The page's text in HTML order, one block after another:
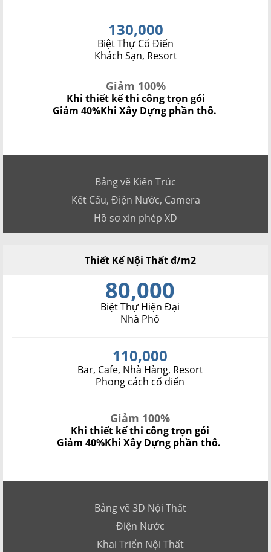
130,000
Biệt Thự Cổ Điển
Khách Sạn, Resort
Giảm 100%
Khi thiết kế thi công trọn gói
Giảm 40%Khi Xây Dựng phần thô.
Bảng vẽ Kiến Trúc
Kết Cấu, Điện Nước, Camera
Hồ sơ xin phép XD
Thiết Kế Nội Thất đ/m2
80,000
Biệt Thự Hiện Đại
Nhà Phố
110,000
Bar, Cafe, Nhà Hàng, Resort
Phong cách cổ điển
Giảm 100%
Khi thiết kế thi công trọn gói
Giảm 40%Khi Xây Dựng phần thô.
Bảng vẽ 3D Nội Thất
Điện Nước
Khai Triển Nội Thất